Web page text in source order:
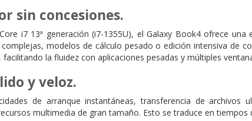
sin concesiones.
i7 13ª generación (i7-1355U), el Galaxy Book4 ofrece
modelos de cálculo pesado o edición intensiva de
la fluidez con aplicaciones pesadas y múltiples
y veloz.
de arranque instantáneas, transferencia de archivos
multimedia de gran tamaño. Esto se traduce en